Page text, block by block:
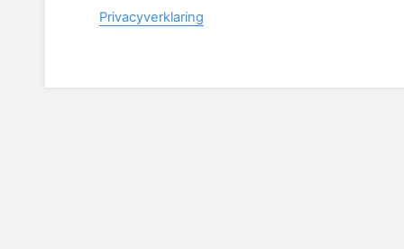
Privacyverklaring